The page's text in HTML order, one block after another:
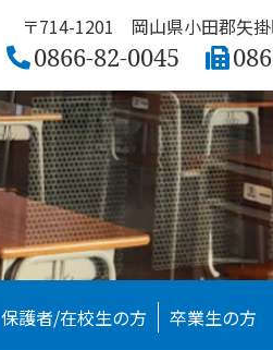
〒714-1201 岡山県小田郡矢
0866-82-0045
保護者/在校生の方 卒業生の方